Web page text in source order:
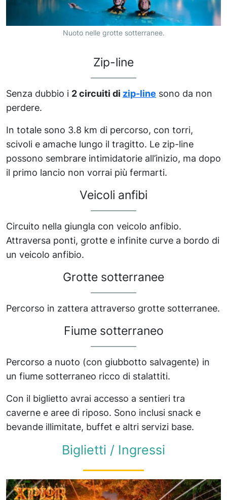
Nuoto nelle grotte sotterranee.
Zip-line
Senza dubbio i 2 circuiti di zip-line sono da non
perdere.
In totale sono 3.8 km di percorso, con torri,
scivoli e amache lungo il tragitto. Le zip-line
possono sembrare intimidatorie all’inizio, ma dopo
il primo lancio non vorrai più fermarti.
Veicoli anfibi
Circuito nella giungla con veicolo anfibio.
Attraversa ponti, grotte e infinite curve a bordo di
un veicolo anfibio.
Grotte sotterranee
Percorso in zattera attraverso grotte sotterranee.
Fiume sotterraneo
Percorso a nuoto (con giubbotto salvagente) in
un fiume sotterraneo ricco di stalattiti.
Con il biglietto avrai accesso a sentieri tra
caverne e aree di riposo. Sono inclusi snack e
bevande illimitate, buffet e altri servizi base.
Biglietti / Ingressi